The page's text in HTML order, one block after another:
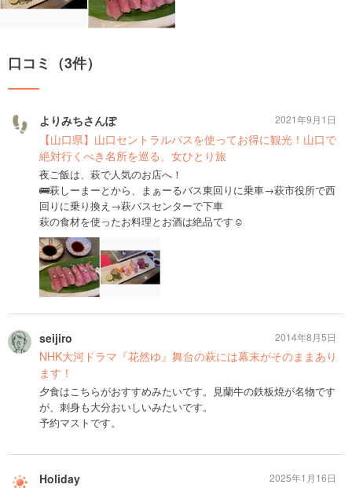
口コミ（3件）
よりみちさんぽ
【山口県】山口セントラルパスを使ってお得に観光！山口で
絶対行くべき名所を巡る、女ひとり旅
夜ご飯は、萩で人気のお店へ！
🚌萩しーまーとから、まぁーるバス東回りに乗車→萩市役所で西
回りに乗り換え→萩バスセンターで下車
萩の食材を使ったお料理とお酒は絶品です☺️
2021年9月1日
seijiro
NHK大河ドラマ『花然ゆ』舞台の萩には幕末がそのままあり
ます！
夕食はこちらがおすすめみたいです。見蘭牛の鉄板焼が名物です
が、刺身も大分おいしいみたいです。
予約マストです。
2014年8月5日
Holiday 2025年1月16日